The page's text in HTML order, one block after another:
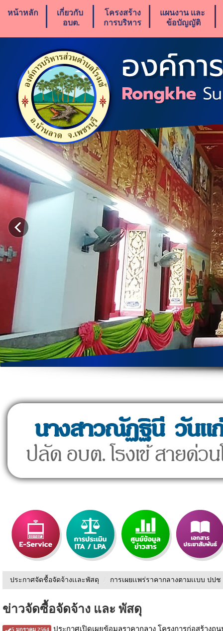
หน้าหลัก
เกี่ยวกับ
อบต.
โครงสร้าง
การบริหาร
แผนงาน เเละ
ข้อบัญญัติ
ประกาศจัดชื้อจัดจ้างเเละพัสดุ / การเผยเเพร่ราคากลางตามเเบบ ปปช
ข่าวจัดซื้อจัดจ้าง และ พัสดุ
5 มกราคม 2564 ประกาศเปิดเผยข้อมูลราคากลาง โครงการก่อสร้าง